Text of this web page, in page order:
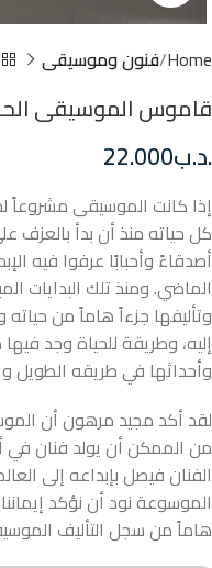
Home فنون وموسيقى
قاموس الموسيقى
.د.ب22.000
إذا كانت الموسيقى مشروعاً
كل حياته منذ أن بدأ بالعزف
أصدقاءً وأحبابًا عرفوا فيه
الماضي. ومنذ تلك البدايات
وتأليفها جزءاً هاماً من
إليه، وطريقة للحياة وجد
وأحداثها في طريقه الطويل
لقد أكد مجيد مرهون أن
من الممكن أن يولد فنان في
الفنان فيصل بإبداعه إلى
الموسوعة نود أن نؤكد
هاماً من سجل التأليف